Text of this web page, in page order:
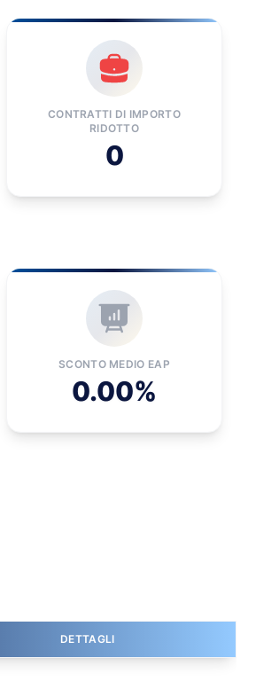
CONTRATTI DI IMPORTO
RIDOTTO
0
SCONTO MEDIO EAP
0.00%
DETTAGLI